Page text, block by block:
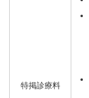
特掲診療料